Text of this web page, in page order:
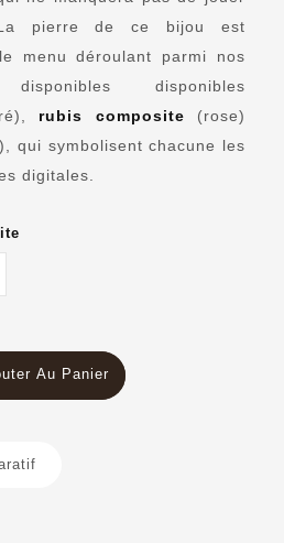
pierre de ce bijou est
menu déroulant parmi nos
disponibles
rubis composite (rose)
qui symbolisent chacune les
digitales.
Au Panier